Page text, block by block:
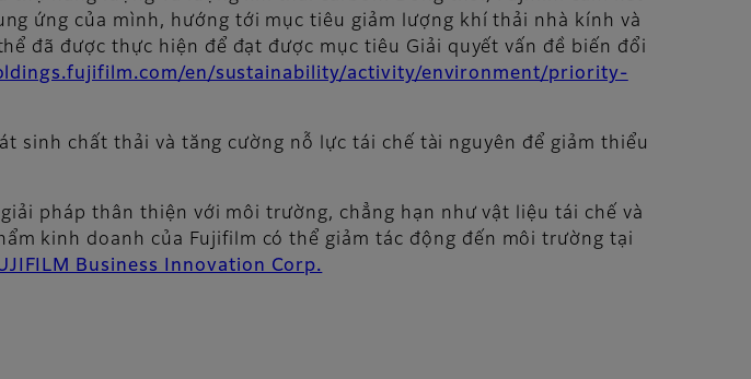
ứng của mình, hướng tới mục tiêu giảm lượng khí thải nhà kính và
đã được thực hiện để đạt được mục tiêu Giải quyết vấn đề biến đổi
en/sustainability/activity/environment/priority-
sinh chất thải và tăng cường nỗ lực tái chế tài nguyên để giảm thiểu
pháp thân thiện với môi trường, chẳng hạn như vật liệu tái chế và
kinh doanh của Fujifilm có thể giảm tác động đến môi trường tại
Business Innovation Corp.